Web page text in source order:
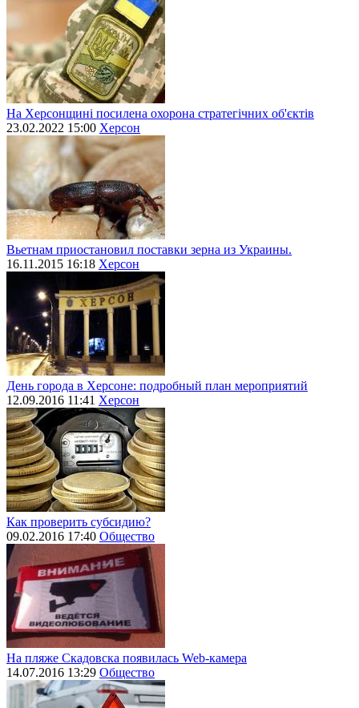
На Херсонщині посилена охорона стратегічних об'єктів
23.02.2022 15:00 Херсон
Вьетнам приостановил поставки зерна из Украины.
16.11.2015 16:18 Херсон
День города в Херсоне: подробный план мероприятий
12.09.2016 11:41 Херсон
Как проверить субсидию?
09.02.2016 17:40 Общество
На пляже Скадовска появилась Web-камера
14.07.2016 13:29 Общество